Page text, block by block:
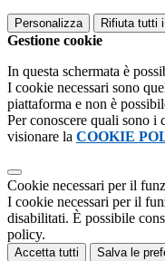
Personalizza Rifiuta tutti
Gestione cookie
In questa schermata è
I cookie necessari sono
piattaforma e non è
Per conoscere quali sono i
visionare la COOKIE
Cookie necessari per il
I cookie necessari per il
disabilitati. È possibile
policy.
Accetta tutti Salva le